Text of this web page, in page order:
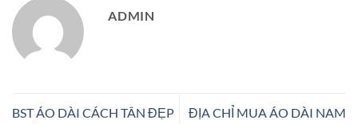
ADMIN
BST ÁO DÀI CÁCH TÂN ĐẸP
ĐỊA CHỈ MUA ÁO DÀI NAM